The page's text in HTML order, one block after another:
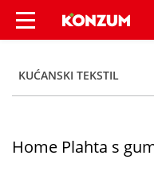
Home
KUĆANSKI TEKSTIL
Home Plahta s